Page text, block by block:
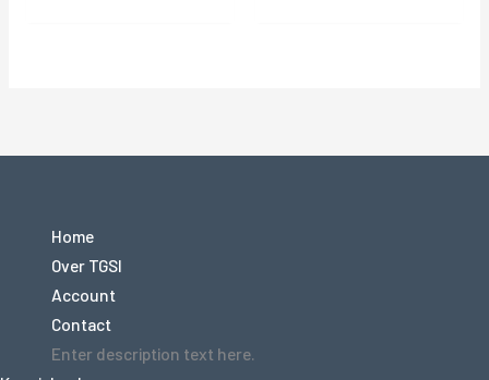
Home
Over TGSI
Account
Contact
Enter description text here.